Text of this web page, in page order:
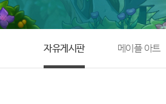
자유게시판 메이플 아트